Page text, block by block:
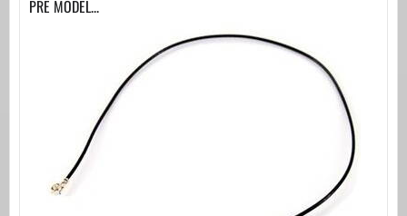
PRE MODEL...